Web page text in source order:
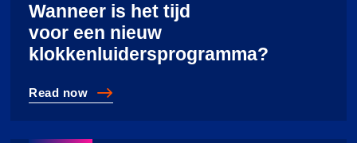
Wanneer is het tijd
voor een nieuw
klokkenluidersprogramma?
Read now